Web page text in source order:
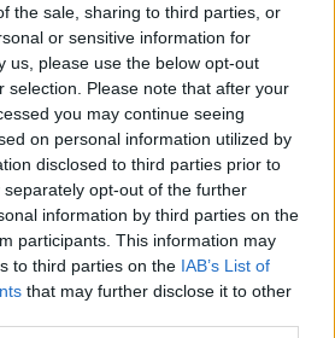
the sale, sharing to third parties, or
or sensitive information for
us, please use the below opt-out
selection. Please note that after your
you may continue seeing
on personal information utilized by
disclosed to third parties prior to
opt-out of the further
information by third parties on the
participants. This information may
to third parties on the IAB’s List of
that may further disclose it to other
tekstu
prawem autorskim:
aby wyświetlić tekst
Szukaj
liter, wprowadź